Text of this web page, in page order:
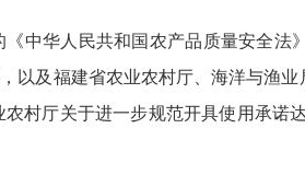
中华人民共和国农产品质量安全
以及福建省农业农村厅、海洋与渔
村厅关于进一步规范开具使用承